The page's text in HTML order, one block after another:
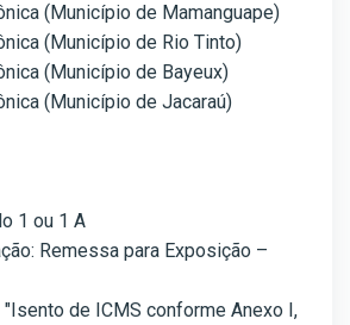
(Município de Mamanguape)
(Município de Rio Tinto)
(Município de Bayeux)
(Município de Jacaraú)
1 ou 1 A
Remessa para Exposição –
de ICMS conforme Anexo I,